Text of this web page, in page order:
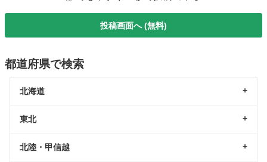
投稿画面へ (無料)
都道府県で検索
北海道
東北
北陸・甲信越